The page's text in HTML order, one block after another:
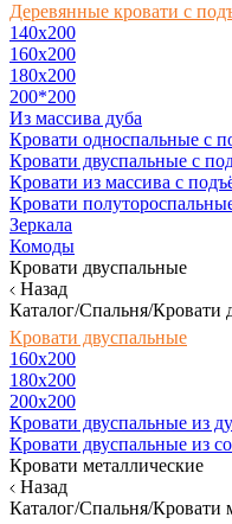
Деревянные кровати с
140x200
160х200
180х200
200*200
Из массива дуба
Кровати односпальные с
Кровати двуспальные с
Кровати из массива с
Кровати
Зеркала
Комоды
Кровати двуспальные
Назад
Каталог/Спальня/Кровати
Кровати двуспальные
160х200
180x200
200x200
Кровати двуспальные из
Кровати двуспальные из
Кровати металлические
Назад
Каталог/Спальня/Кровати